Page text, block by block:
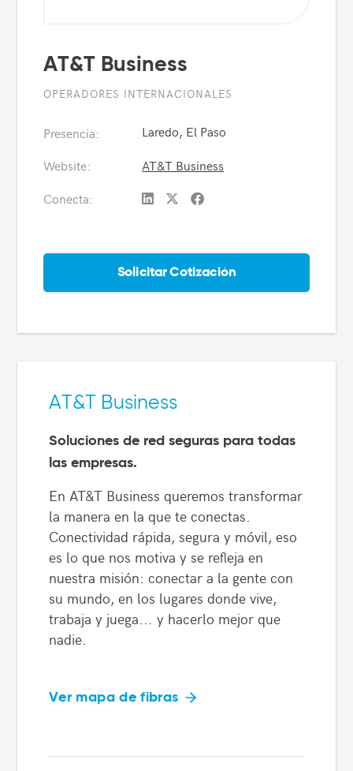
AT&T Business
OPERADORES INTERNACIONALES
Presencia:
Laredo, El Paso
Website:
AT&T Business
Conecta:
Solicitar Cotización
AT&T Business
Soluciones de red seguras para todas
las empresas.
En AT&T Business queremos transformar
la manera en la que te conectas.
Conectividad rápida, segura y móvil, eso
es lo que nos motiva y se refleja en
nuestra misión: conectar a la gente con
su mundo, en los lugares donde vive,
trabaja y juega... y hacerlo mejor que
nadie.
Ver mapa de fibras